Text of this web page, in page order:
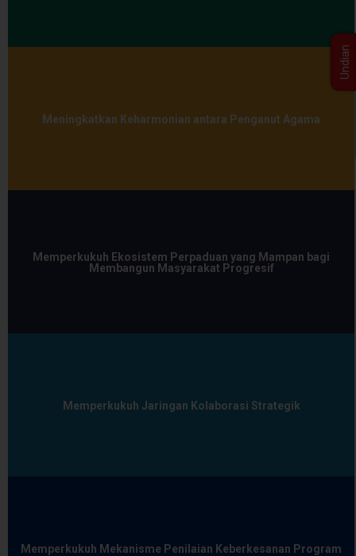
Meningkatkan Keharmonian antara Penganut Agama
Memperkukuh Ekosistem Perpaduan yang Mampan bagi
Membangun Masyarakat Progresif
Memperkukuh Jaringan Kolaborasi Strategik
Memperkukuh Mekanisme Penilaian Keberkesanan Program
Undian